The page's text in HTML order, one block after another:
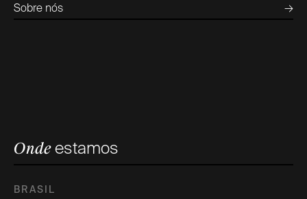
Sobre nós →
Onde estamos
BRASIL